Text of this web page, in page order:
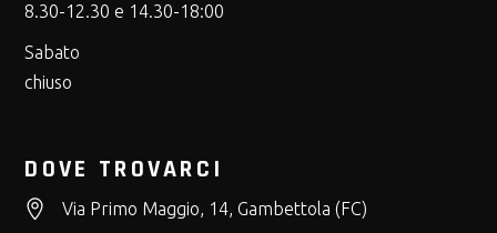
8.30-12.30 e 14.30-18:00
Sabato
chiuso
DOVE TROVARCI
Via Primo Maggio, 14, Gambettola (FC)